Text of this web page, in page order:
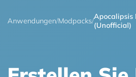
Anwendungen/Modpacks/Apocalipsis
(Unofficial)